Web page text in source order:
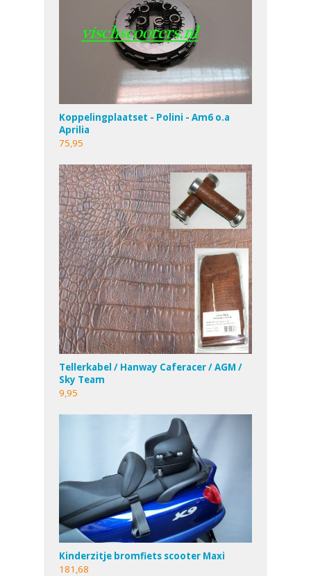
Koppelingplaatset - Polini - Am6 o.a
Aprilia
75,95
Tellerkabel / Hanway Caferacer / AGM /
Sky Team
9,95
Kinderzitje bromfiets scooter Maxi
181,68